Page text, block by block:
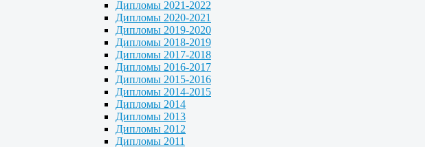
Дипломы 2021-2022
Дипломы 2020-2021
Дипломы 2019-2020
Дипломы 2018-2019
Дипломы 2017-2018
Дипломы 2016-2017
Дипломы 2015-2016
Дипломы 2014-2015
Дипломы 2014
Дипломы 2013
Дипломы 2012
Дипломы 2011